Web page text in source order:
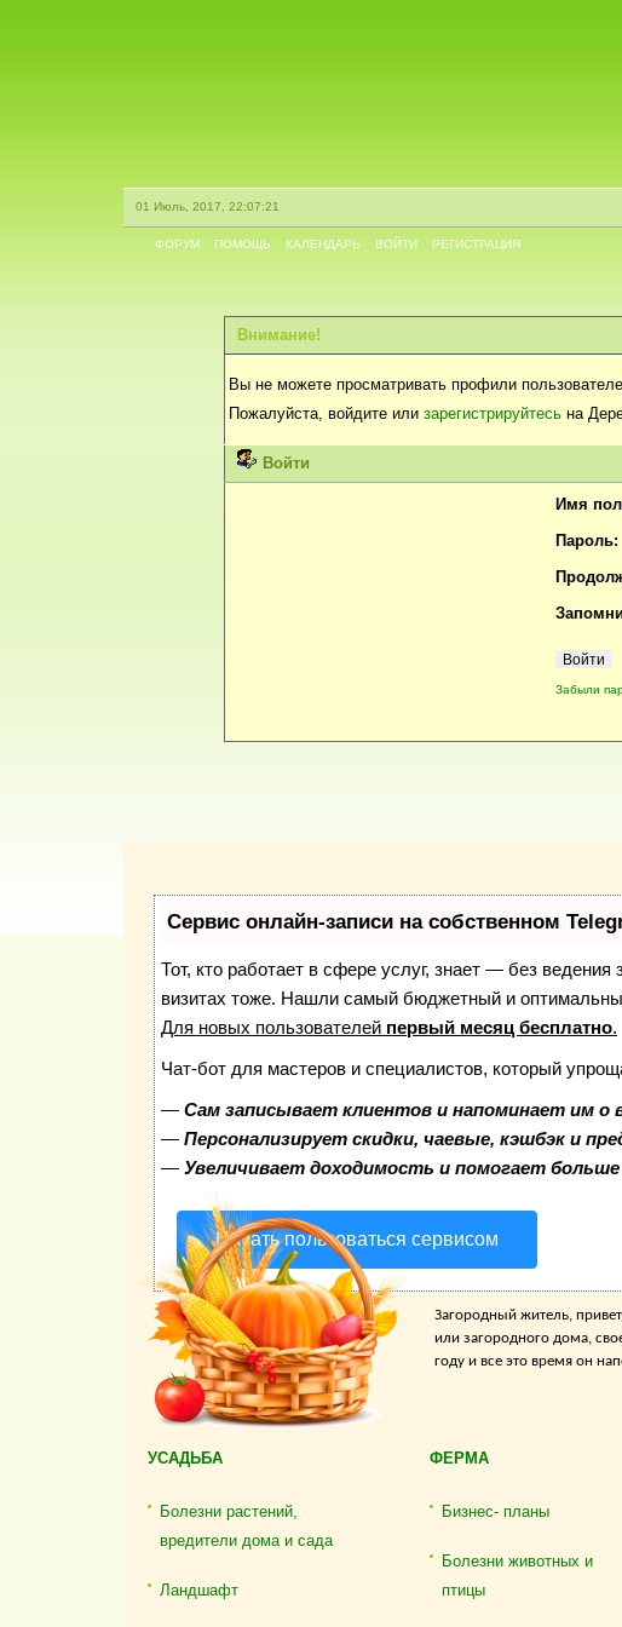
01 Июль, 2017, 22:07:21
ФОРУМ ПОМОЩЬ КАЛЕНДАРЬ ВОЙТИ РЕГИСТРАЦИЯ
Внимание!
Вы не можете просматривать профили
Пожалуйста, войдите или зарегистрируйтесь на
Войти
Имя
Пароль:
Забыли
Сервис онлайн-записи на собственном
Тот, кто работает в сфере услуг, знает — без
визитах тоже. Нашли самый бюджетный и
Для новых пользователей первый месяц бесплатно.
Чат-бот для мастеров и специалистов, который
— Сам записывает клиентов и напоминает им о
— Персонализирует скидки, чаевые, кэшбэк и
— Увеличивает доходимость и помогает
Начать пользоваться сервисом
Загородный житель,
или загородного дома,
году и все это время он
УСАДЬБА
Болезни растений,
вредители дома и сада
Ландшафт
ФЕРМА
Бизнес- планы
Болезни животных и
птицы